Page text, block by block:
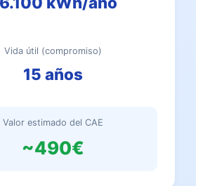
Vida útil (compromiso)
15 años
Valor estimado del CAE
~490€